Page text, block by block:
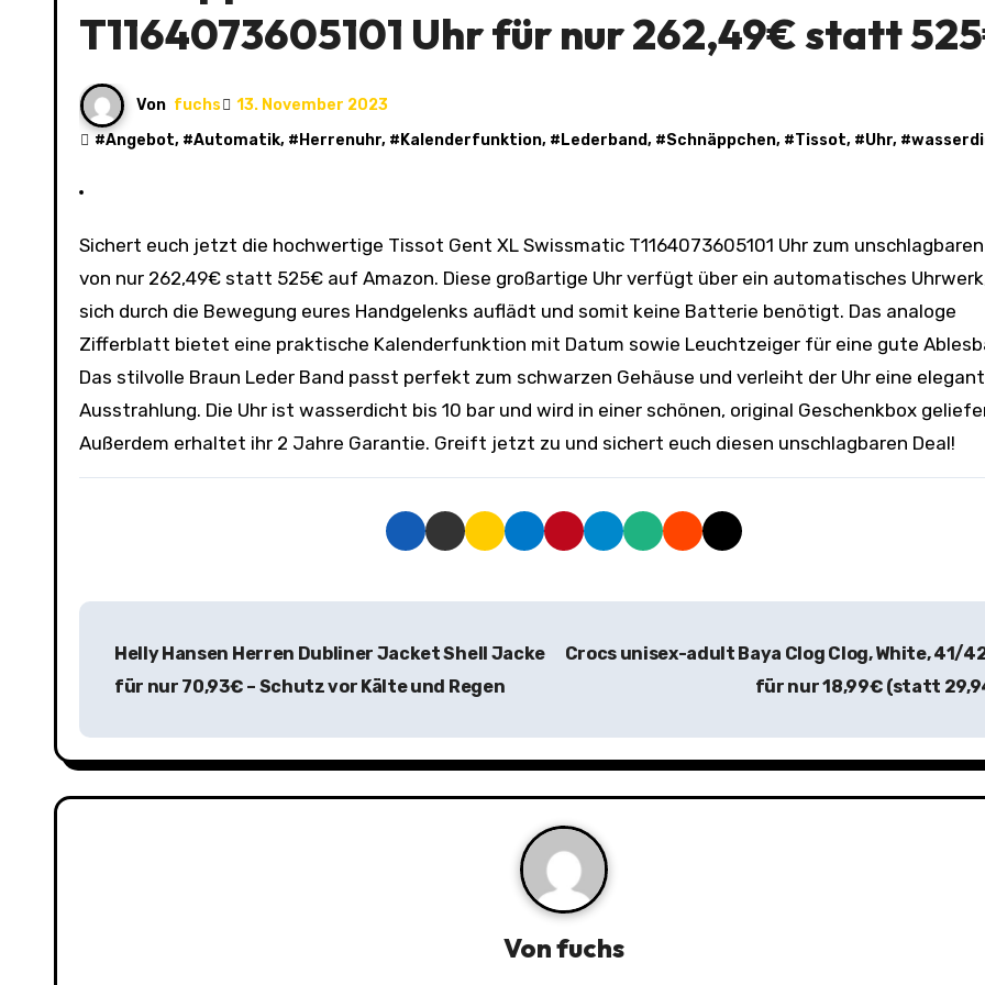
T1164073605101 Uhr für nur 262,49€ statt
Von fuchs
13. November 2023
#Angebot, #Automatik, # Herrenuhr, # Kalenderfunktion, # Lederband, #Schnäppchen, #Tissot, #Uhr, #
Sichert euch jetzt die hochwertige Tissot Gent XL Swissmatic T1164073605101 Uhr zum unschlagbaren Preis
von nur 262,49€ statt 525€ auf Amazon. Diese großartige Uhr verfügt über ein automatisches
sich durch die Bewegung eures Handgelenks auflädt und somit keine Batterie benötigt. Das analoge
Zifferblatt bietet eine praktische Kalenderfunktion mit Datum sowie Leuchtzeiger für eine gute
Das stilvolle Braun Leder Band passt perfekt zum schwarzen Gehäuse und verleiht der Uhr eine
Ausstrahlung. Die Uhr ist wasserdicht bis 10 bar und wird in einer schönen, original Geschenkbox
Außerdem erhaltet ihr 2 Jahre Garantie. Greift jetzt zu und sichert euch diesen unschlagbaren Deal!
B
t
r
Helly Hansen Herren Dubliner Jacket Shell Jacke
für nur 70,93€ – Schutz vor Kälte und Regen
Crocs unisex-adult Baya Clog Clog, White, 41/
für nur 18,99€ (statt
Vonfuchs